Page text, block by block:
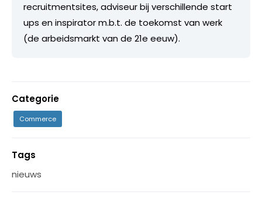
recruitmentsites, adviseur bij verschillende start
ups en inspirator m.b.t. de toekomst van werk
(de arbeidsmarkt van de 21e eeuw).
Categorie
Commerce
Tags
nieuws